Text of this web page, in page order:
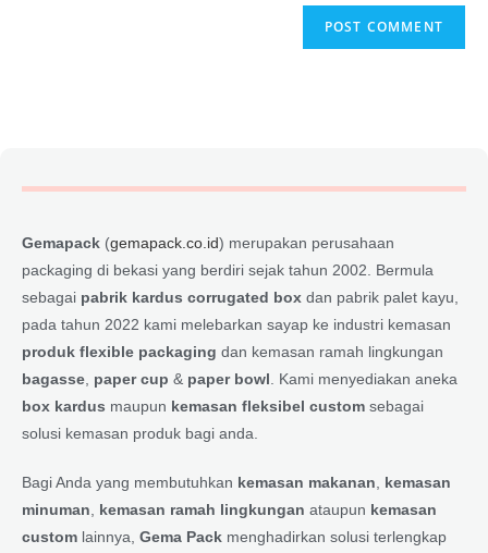
Gemapack (gemapack.co.id) merupakan perusahaan
packaging di bekasi yang berdiri sejak tahun 2002. Bermula
sebagai pabrik kardus corrugated box dan pabrik palet kayu,
pada tahun 2022 kami melebarkan sayap ke industri kemasan
produk flexible packaging dan kemasan ramah lingkungan
bagasse paper cup & paper bowl . Kami menyediakan aneka
box kardus maupun kemasan fleksibel custom sebagai
solusi kemasan produk bagi anda.
Bagi Anda yang membutuhkan kemasan makanan
kemasan
minuman
kemasan ramah lingkungan ataupun kemasan
custom lainnya, Gema Pack menghadirkan solusi terlengkap